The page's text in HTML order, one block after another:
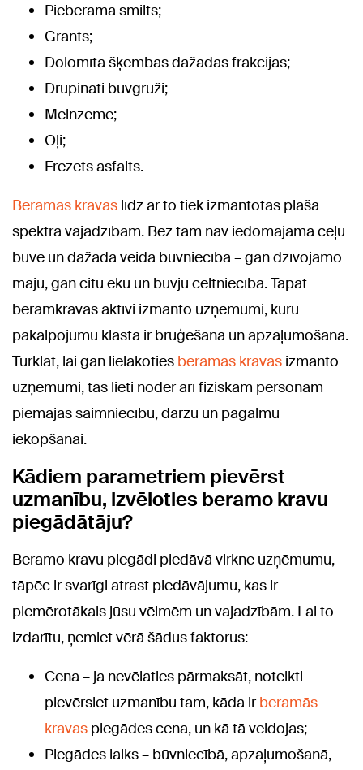
Pieberamā smilts;
Grants;
Dolomīta šķembas dažādās frakcijās;
Drupināti būvgruži;
Melnzeme;
Oļi;
Frēzēts asfalts.
Beramās kravas līdz ar to tiek izmantotas plaša
spektra vajadzībām. Bez tām nav iedomājama ceļu
būve un dažāda veida būvniecība – gan dzīvojamo
māju, gan citu ēku un būvju celtniecība. Tāpat
beramkravas aktīvi izmanto uzņēmumi, kuru
pakalpojumu klāstā ir bruģēšana un apzaļumošana.
Turklāt, lai gan lielākoties beramās kravas izmanto
uzņēmumi, tās lieti noder arī fiziskām personām
piemājas saimniecību, dārzu un pagalmu
iekopšanai.
Kādiem parametriem pievērst
uzmanību, izvēloties beramo kravu
piegādātāju?
Beramo kravu piegādi piedāvā virkne uzņēmumu,
tāpēc ir svarīgi atrast piedāvājumu, kas ir
piemērotākais jūsu vēlmēm un vajadzībām. Lai to
izdarītu, ņemiet vērā šādus faktorus:
Cena – ja nevēlaties pārmaksāt, noteikti
pievērsiet uzmanību tam, kāda irberamās
kravas piegādes cena, un kā tā veidojas;
Piegādes laiks – būvniecībā, apzaļumošanā,